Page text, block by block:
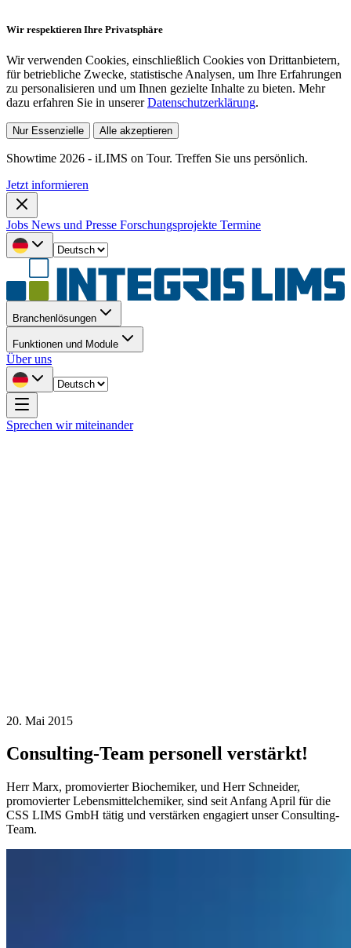
Wir respektieren Ihre Privatsphäre
Wir verwenden Cookies, einschließlich Cookies von Drittanbietern,
für betriebliche Zwecke, statistische Analysen, um Ihre Erfahrungen
zu personalisieren und um Ihnen gezielte Inhalte zu bieten. Mehr
dazu erfahren Sie in unsererDatenschutzerklärung.
Nur Essenzielle Alle akzeptieren
Showtime 2026 - iLIMS on Tour. Treffen Sie uns persönlich.
Jetzt informieren
Jobs News und Presse Forschungsprojekte Termine
Branchenlösungen
Funktionen und Module
Über uns
Sprechen wir miteinander
20. Mai 2015
Consulting-Team personell verstärkt!
Herr Marx, promovierter Biochemiker, und Herr Schneider,
promovierter Lebensmittelchemiker, sind seit Anfang April für die
CSS LIMS GmbH tätig und verstärken engagiert unser Consulting-
Team.